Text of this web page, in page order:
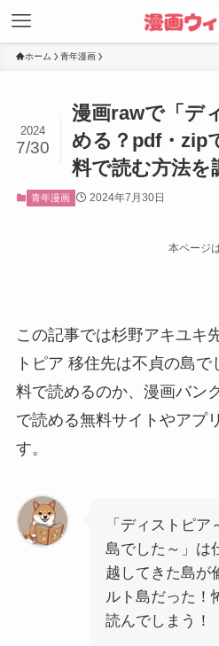
ホーム 青年漫画
漫画rawで「デ
める？pdf・zip
料で読む方法を
2024
7/30
青年漫画 2024年7月30日
本ページ
この記事では杉野アキユキ
トピア 移住先は不貞の島
料で読めるのか、漫画バン
で読める無料サイトやアプ
す。
「ディストピ
島でした～」は
越してきた島が
ルト島だった！
読んでしまう！